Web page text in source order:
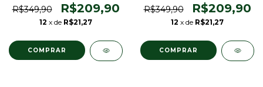
Feminina - Branca com
detalhes em azul
R$349,90 R$209,90
12 x de R$21,27
COMPRAR
Masculina - Branca com
detalhes em azul
R$349,90 R$209,90
12 x de R$21,27
COMPRAR